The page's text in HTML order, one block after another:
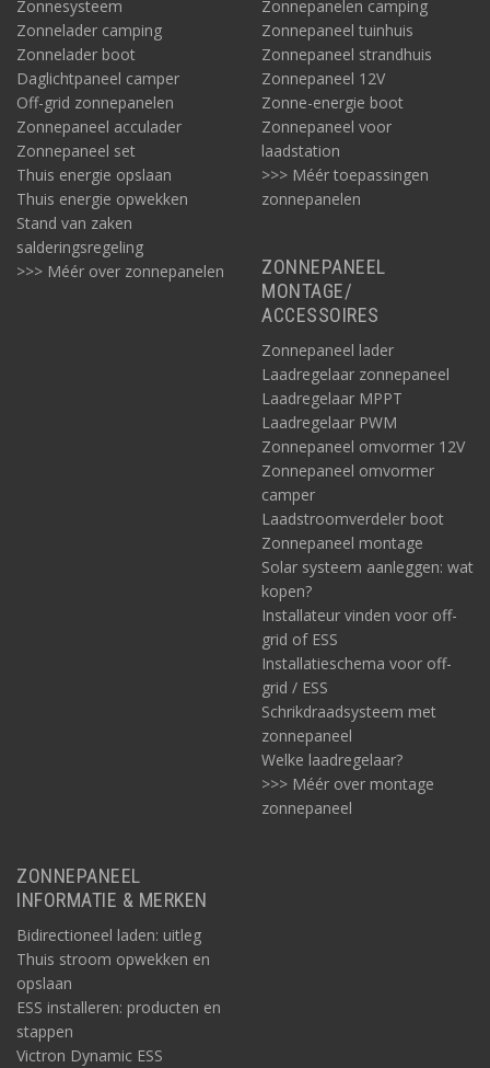
Zonnesysteem
Zonnelader camping
Zonnelader boot
Daglichtpaneel camper
Off-grid zonnepanelen
Zonnepaneel acculader
Zonnepaneel set
Thuis energie opslaan
Thuis energie opwekken
Stand van zaken
salderingsregeling
>>> Méér over zonnepanelen
Zonnepanelen camping
Zonnepaneel tuinhuis
Zonnepaneel strandhuis
Zonnepaneel 12V
Zonne-energie boot
Zonnepaneel voor
laadstation
>>> Méér toepassingen
zonnepanelen
ZONNEPANEEL
MONTAGE/
ACCESSOIRES
Zonnepaneel lader
Laadregelaar zonnepaneel
Laadregelaar MPPT
Laadregelaar PWM
Zonnepaneel omvormer 12V
Zonnepaneel omvormer
camper
Laadstroomverdeler boot
Zonnepaneel montage
Solar systeem aanleggen: wat
kopen?
Installateur vinden voor off-
grid of ESS
Installatieschema voor off-
grid / ESS
Schrikdraadsysteem met
zonnepaneel
Welke laadregelaar?
>>> Méér over montage
zonnepaneel
ZONNEPANEEL
INFORMATIE & MERKEN
Bidirectioneel laden: uitleg
Thuis stroom opwekken en
opslaan
ESS installeren: producten en
stappen
Victron Dynamic ESS